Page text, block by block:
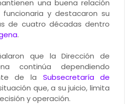
una buena relación
y destacaron su
de cuatro décadas dentro
.
que la Dirección de
continúa dependiendo
de la Subsecretaría de
que, a su juicio, limita
y operación.